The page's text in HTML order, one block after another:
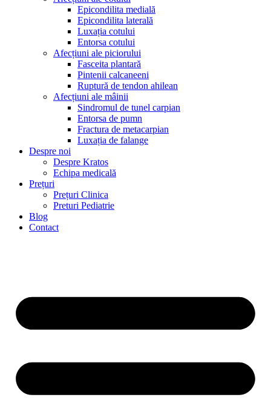
Epicondilita medială
Epicondilita laterală
Luxația cotului
Entorsa cotului
Afecțiuni ale piciorului
Fasceita plantară
Pintenii calcaneeni
Ruptură de tendon ahilean
Afecțiuni ale mâinii
Sindromul de tunel carpian
Entorsa de pumn
Fractura de metacarpian
Luxația de falange
Despre noi
Despre Kratos
Echipa medicală
Prețuri
Prețuri Clinica
Preturi Pediatrie
Blog
Contact